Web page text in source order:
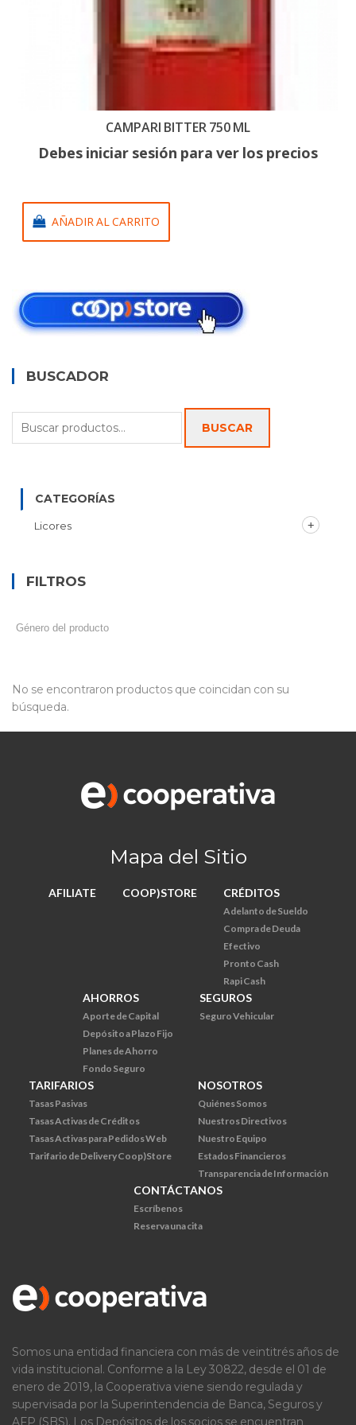
CAMPARI BITTER 750 ML
Debes iniciar sesión para ver los precios
AÑADIR AL CARRITO
No se encontraron productos que coincidan con su
búsqueda.
BUSCADOR
Buscar
por:
BUSCAR
CATEGORÍAS
Licores
FILTROS
Mapa del Sitio
AFILIATE COOP)STORE CRÉDITOS
Adelanto de Sueldo
Compra de Deuda
Efectivo
Pronto Cash
Rapi Cash
AHORROS
Aporte de Capital
Depósito a Plazo Fijo
Planes de Ahorro
Fondo Seguro
SEGUROS
Seguro Vehicular
TARIFARIOS
Tasas Pasivas
Tasas Activas de Créditos
Tasas Activas para Pedidos Web
Tarifario de Delivery Coop)Store
NOSOTROS
Quiénes Somos
Nuestros Directivos
Nuestro Equipo
Estados Financieros
Transparencia de Información
CONTÁCTANOS
Escríbenos
Reserva una cita
Somos una entidad financiera con más de veintitrés años de
vida institucional. Conforme a la Ley 30822, desde el 01 de
enero de 2019, la Cooperativa viene siendo regulada y
supervisada por la Superintendencia de Banca, Seguros y
AFP (SBS). Los Depósitos de los socios se encuentran